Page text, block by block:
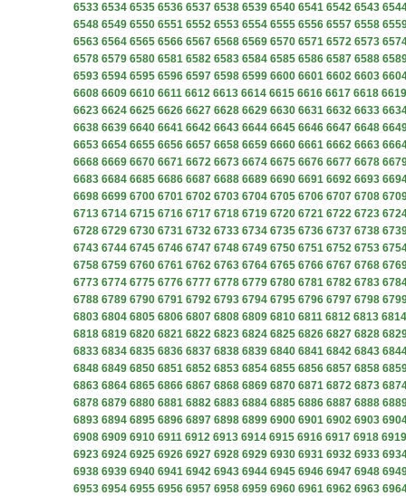
6533 6534 6535 6536 6537 6538 6539 6540 6541 6542 6543
6548 6549 6550 6551 6552 6553 6554 6555 6556 6557 6558
6563 6564 6565 6566 6567 6568 6569 6570 6571 6572 6573
6578 6579 6580 6581 6582 6583 6584 6585 6586 6587 6588
6593 6594 6595 6596 6597 6598 6599 6600 6601 6602 6603
6608 6609 6610 6611 6612 6613 6614 6615 6616 6617 6618 6619
6623 6624 6625 6626 6627 6628 6629 6630 6631 6632 6633
6638 6639 6640 6641 6642 6643 6644 6645 6646 6647 6648
6653 6654 6655 6656 6657 6658 6659 6660 6661 6662 6663
6668 6669 6670 6671 6672 6673 6674 6675 6676 6677 6678
6683 6684 6685 6686 6687 6688 6689 6690 6691 6692 6693
6698 6699 6700 6701 6702 6703 6704 6705 6706 6707 6708
6713 6714 6715 6716 6717 6718 6719 6720 6721 6722 6723
6728 6729 6730 6731 6732 6733 6734 6735 6736 6737 6738
6743 6744 6745 6746 6747 6748 6749 6750 6751 6752 6753
6758 6759 6760 6761 6762 6763 6764 6765 6766 6767 6768
6773 6774 6775 6776 6777 6778 6779 6780 6781 6782 6783
6788 6789 6790 6791 6792 6793 6794 6795 6796 6797 6798
6803 6804 6805 6806 6807 6808 6809 6810 6811 6812 6813 6814
6818 6819 6820 6821 6822 6823 6824 6825 6826 6827 6828
6833 6834 6835 6836 6837 6838 6839 6840 6841 6842 6843
6848 6849 6850 6851 6852 6853 6854 6855 6856 6857 6858
6863 6864 6865 6866 6867 6868 6869 6870 6871 6872 6873
6878 6879 6880 6881 6882 6883 6884 6885 6886 6887 6888
6893 6894 6895 6896 6897 6898 6899 6900 6901 6902 6903
6908 6909 6910 6911 6912 6913 6914 6915 6916 6917 6918 6919
6923 6924 6925 6926 6927 6928 6929 6930 6931 6932 6933
6938 6939 6940 6941 6942 6943 6944 6945 6946 6947 6948
6953 6954 6955 6956 6957 6958 6959 6960 6961 6962 6963